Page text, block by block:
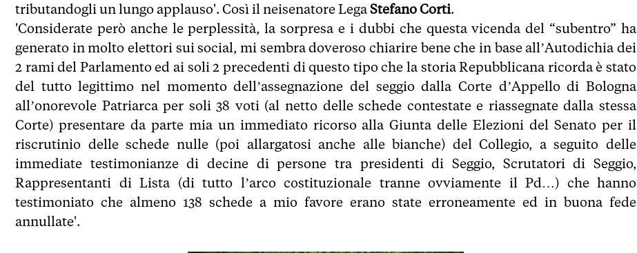
tributandogli un lungo applauso'. Così il neisenatore LegaStefano Corti.
'Considerate però anche le perplessità, la sorpresa e i dubbi che questa vicenda del “subentro” ha
generato in molto elettori sui social, mi sembra doveroso chiarire bene che in base all’Autodichia dei
2 rami del Parlamento ed ai soli 2 precedenti di questo tipo che la storia Repubblicana ricorda è stato
del tutto legittimo nel momento dell’assegnazione del seggio dalla Corte d’Appello di Bologna
all’onorevole Patriarca per soli 38 voti (al netto delle schede contestate e riassegnate dalla stessa
Corte) presentare da parte mia un immediato ricorso alla Giunta delle Elezioni del Senato per il
riscrutinio delle schede nulle (poi allargatosi anche alle bianche) del Collegio, a seguito delle
immediate testimonianze di decine di persone tra presidenti di Seggio, Scrutatori di Seggio,
Rappresentanti di Lista (di tutto l’arco costituzionale tranne ovviamente il Pd…) che hanno
testimoniato che almeno 138 schede a mio favore erano state erroneamente ed in buona fede
annullate'.